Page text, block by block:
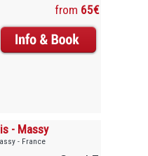
from 65€
- Massy
- France